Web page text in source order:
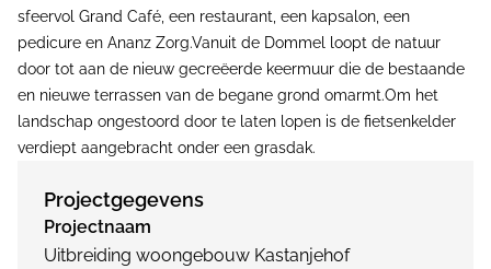
sfeervol Grand Café, een restaurant, een kapsalon, een
pedicure en Ananz Zorg.Vanuit de Dommel loopt de natuur
door tot aan de nieuw gecreëerde keermuur die de bestaande
en nieuwe terrassen van de begane grond omarmt.Om het
landschap ongestoord door te laten lopen is de fietsenkelder
verdiept aangebracht onder een grasdak.
Projectgegevens
Projectnaam
Uitbreiding woongebouw Kastanjehof